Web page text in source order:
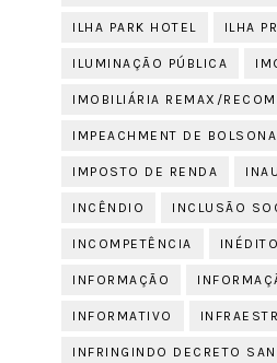
ILHA PARK HOTEL ILHA
ILUMINAÇÃO PÚBLICA
IMOBILIÁRIA REMAX/
IMPEACHMENT DE
IMPOSTO DE RENDA
INCÊNDIO INCLUSÃO
INCOMPETÊNCIA INÉDITO
INFORMAÇÃO
INFORMATIVO
INFRINGINDO DECRETO